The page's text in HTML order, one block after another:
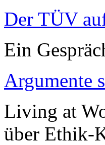
Der TÜV
Ein
Argumente
Living at
über Ethik-